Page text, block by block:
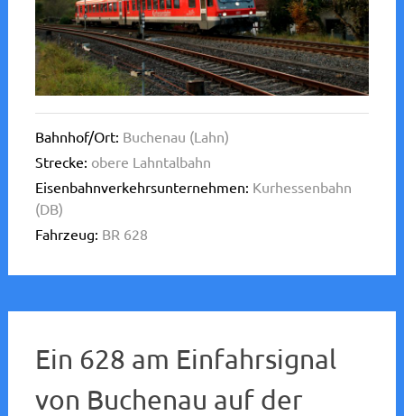
Bahnhof/Ort: Buchenau (Lahn)
Strecke: obere Lahntalbahn
Eisenbahnverkehrsunternehmen: Kurhessenbahn
(DB)
Fahrzeug: BR 628
Ein 628 am Einfahrsignal
von Buchenau auf der